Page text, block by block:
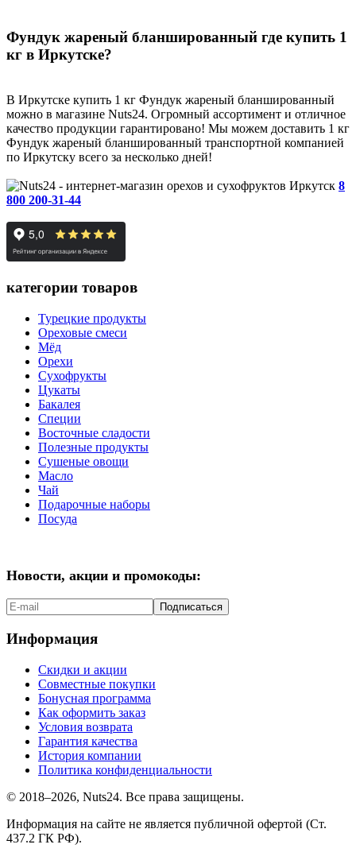
Фундук жареный бланшированный где купить 1
кг в Иркутске?
В Иркутске купить 1 кг Фундук жареный бланшированный
можно в магазине Nuts24. Огромный ассортимент и отличное
качество продукции гарантировано! Мы можем доставить 1 кг
Фундук жареный бланшированный транспортной компанией
по Иркутску всего за несколько дней!
Иркутск 8
800 200-31-44
категории товаров
Турецкие продукты
Ореховые смеси
Мёд
Орехи
Сухофрукты
Цукаты
Бакалея
Специи
Восточные сладости
Полезные продукты
Сушеные овощи
Масло
Чай
Подарочные наборы
Посуда
Новости, акции и промокоды:
Подписаться
Информация
Скидки и акции
Совместные покупки
Бонусная программа
Как оформить заказ
Условия возврата
Гарантия качества
История компании
Политика конфиденциальности
© 2018–2026, Nuts24. Все права защищены.
Информация на сайте не является публичной офертой (Ст.
437.2 ГК РФ).